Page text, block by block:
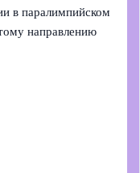
в паралимпийском
направлению